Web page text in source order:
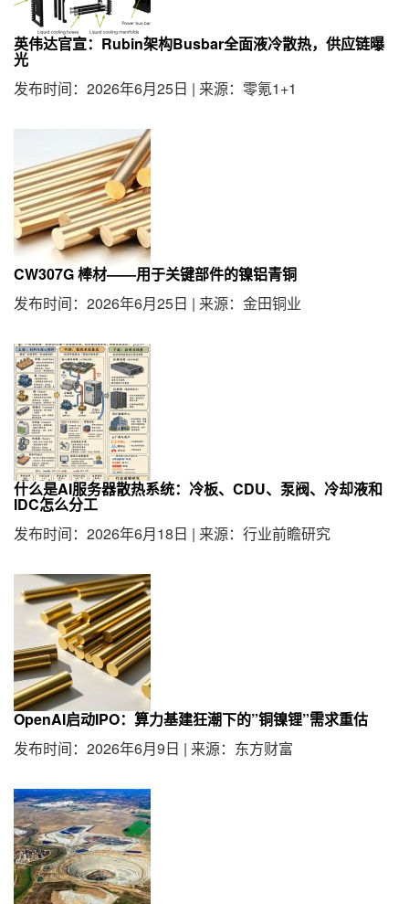
英伟达官宣：Rubin架构Busbar全面液冷散热，供应链曝
光
发布时间：2026年6月25日 | 来源：零氪1+1
CW307G 棒材——用于关键部件的镍铝青铜
发布时间：2026年6月25日 | 来源：金田铜业
什么是AI服务器散热系统：冷板、CDU、泵阀、冷却液和
IDC怎么分工
发布时间：2026年6月18日 | 来源：行业前瞻研究
OpenAI启动IPO：算力基建狂潮下的”铜镍锂”需求重估
发布时间：2026年6月9日 | 来源：东方财富